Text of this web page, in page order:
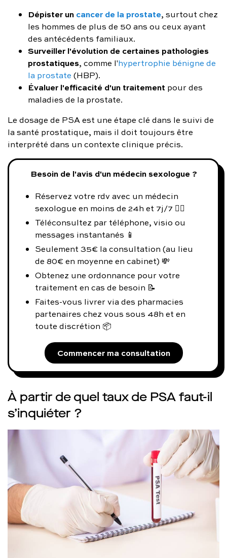
Dépister un cancer de la prostate, surtout chez
les hommes de plus de 50 ans ou ceux ayant
des antécédents familiaux.
Surveiller l'évolution de certaines pathologies
prostatiques, comme l'hypertrophie bénigne de
la prostate (HBP).
Évaluer l'efficacité d'un traitement pour des
maladies de la prostate.
Le dosage de PSA est une étape clé dans le suivi de
la santé prostatique, mais il doit toujours être
interprété dans un contexte clinique précis.
Besoin de l'avis d'un médecin sexologue ?
Réservez votre rdv avec un médecin
sexologue en moins de 24h et 7j/7 👨‍⚕️
Téléconsultez par téléphone, visio ou
messages instantanés 📱
Seulement 35€ la consultation (au lieu
de 80€ en moyenne en cabinet) 💸
Obtenez une ordonnance pour votre
traitement en cas de besoin 📝
Faites-vous livrer via des pharmacies
partenaires chez vous sous 48h et en
toute discrétion 📦
Commencer ma consultation
À partir de quel taux de PSA faut-il
s’inquiéter ?